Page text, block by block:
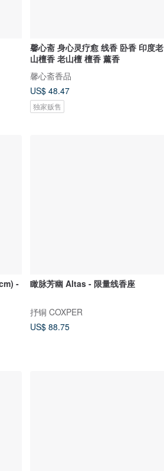
馨心斋 身心灵疗愈 线香 卧香 印度老
山檀香 老山檀 檀香 薰香
馨心斋香品
US$ 48.47
独家贩售
-
瞰脉芳幽 Altas - 限量线香座
抒铜 COXPER
US$ 88.75